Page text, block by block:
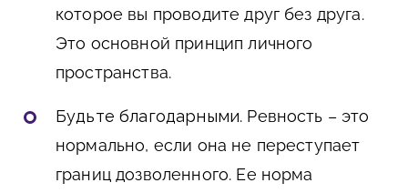
которое вы проводите друг без друга.
Это основной принцип личного
пространства.
Будьте благодарными. Ревность – это
нормально, если она не переступает
границ дозволенного. Ее норма